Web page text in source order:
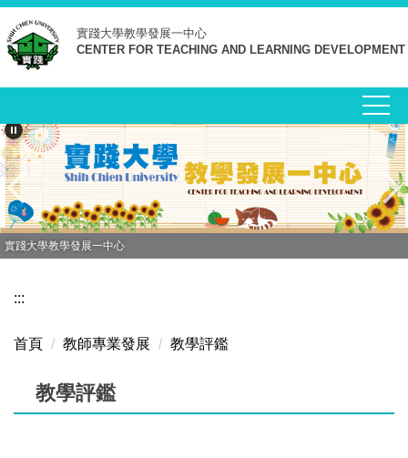
跳
到
主
要
容
區
實踐大學教學發展一中心
CENTER FOR TEACHING AND LEARNING DEVELOPMENT
實踐大學教學發展一中心
:::
首頁 教師專業發展 教學評鑑
教學評鑑